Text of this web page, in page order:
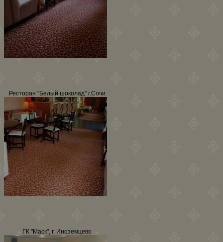
Ресторан "Белый шоколад" г.Сочи
ГК "Маск", г. Иноземцево